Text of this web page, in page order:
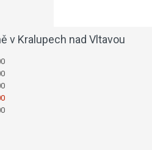
v Kralupech nad Vltavou